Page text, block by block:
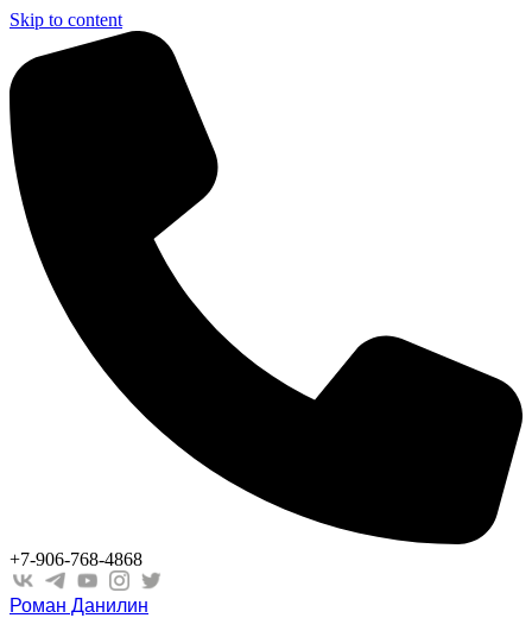
Skip to content
+7-906-768-4868
Роман Данилин